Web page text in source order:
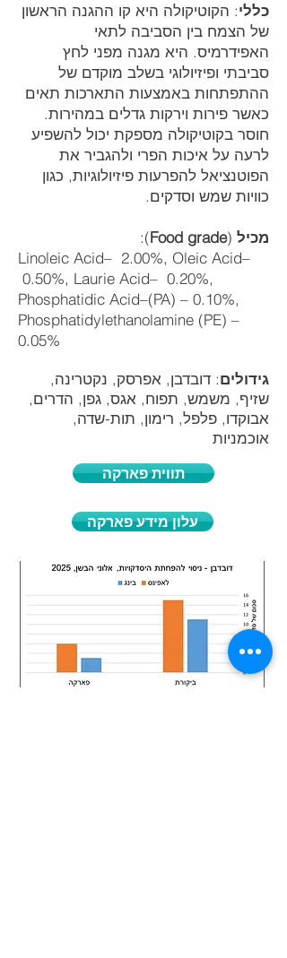
כללי: הקוטיקולה היא קו ההגנה הראשון
של הצמח בין הסביבה לתאי
האפידרמיס. היא מגנה מפני לחץ
סביבתי ופיזיולוגי בשלב מוקדם של
ההתפתחות באמצעות התארכות תאים
כאשר פירות וירקות גדלים במהירות.
חוסר בקוטיקולה מספקת יכול להשפיע
לרעה על איכות הפרי ולהגביר את
הפוטנציאל להפרעות פיזיולוגיות, כגון
כוויות שמש וסדקים.
מכיל (
Food grade
):
Linoleic Acid– 2.00%, Oleic Acid–
0.50%, Laurie Acid– 0.20%,
Phosphatidic Acid–(PA) – 0.10%,
Phosphatidylethanolamine (PE) –
0.05%
גידולים: דובדבן, אפרסק, נקטרינה,
שזיף, משמש, תפוח, אגס, גפן, הדרים,
אבוקדו, פלפל, רימון, תות-שדה,
אוכמניות
תווית פארקה
עלון מידע פארקה